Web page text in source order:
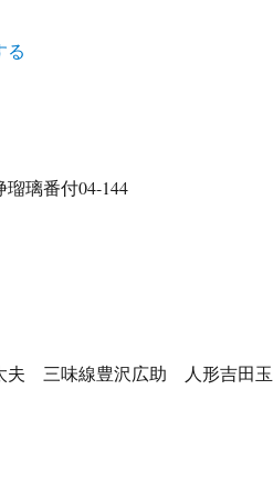
る
璃番付04-144
夫 三味線豊沢広助 人形吉田